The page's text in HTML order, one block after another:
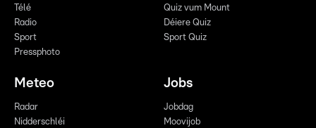
Télé
Radio
Sport
Pressphoto
Quiz vum Mount
Déiere Quiz
Sport Quiz
Meteo
Radar
Nidderschléi
Jobs
Jobdag
Moovijob